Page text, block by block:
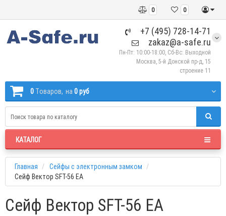
0
0
+7 (495) 728-14-71
zakaz@a-safe.ru
Пн-Пт: 10:00-18:00, Сб-Вс: Выходной
Москва, 5-й Донской пр-д, 15
строение 11
0 Tоваров, на 0 руб
КАТАЛОГ
Главная
Сейфы с электронным замком
Сейф Вектор SFT-56 EA
Сейф Вектор SFT-56 EA